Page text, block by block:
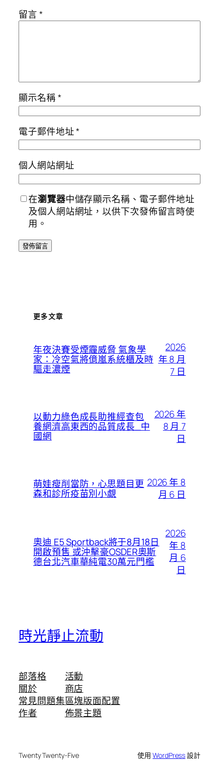
留言*
顯示名稱*
電子郵件地址*
個人網站網址
在瀏覽器中儲存顯示名稱、電子郵件地址
及個人網站網址，以供下次發佈留言時使
用。
更多文章
年夜決賽受煙霾威脅 氣象學
家：冷空氣將億嵐系統櫃及時
驅走濃煙
2026
年 8 月
7 日
以動力綠色成長助推經查包
養網濟高東西的品質成長_中
國網
2026 年
8 月 7
日
萌娃瘦削當防，心思題目更
森和診所疫苗別小覷
2026 年 8
月 6 日
奧迪 E5 Sportback將于8月18日
開啟預售 或沖擊豪OSDER奧斯
德台北汽車華純電30萬元門檻
2026
年 8
月 6
日
時光靜止流動
部落格
關於
常見問題集
作者
活動
商店
區塊版面配置
佈景主題
Twenty Twenty-Five 使用WordPress設計